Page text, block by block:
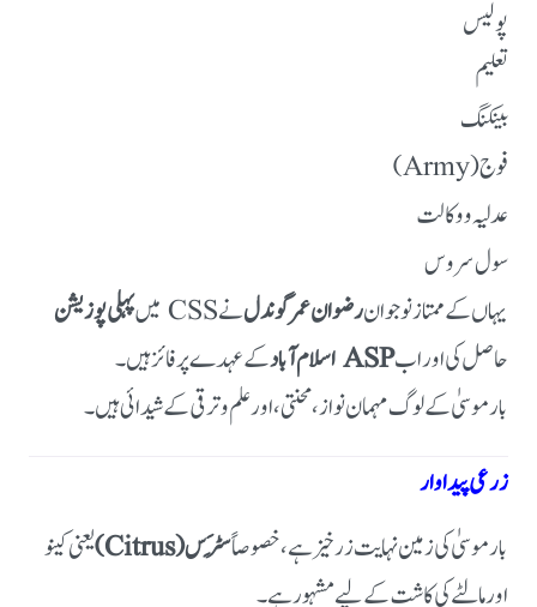
پولیس
تعلیم
بینکنگ
فوج (Army)
عدلیہ و وکالت
سول سروس
یہاں کے ممتاز نوجوانرضوان عمر گوندلنے CSS میں
پہلی پوزیشن
حاصل کی اور ابASP اسلام آباد
کے عہدے پر فائز ہیں۔
بار موسیٰ کے لوگ مہمان نواز، محنتی، اور علم و ترقی کے شیدائی ہیں۔
زرعی پیداوار
بار موسیٰ کی زمین نہایت زرخیز ہے، خصوصاًسِٹرَس (Citrus)
یعنی کینو
اور مالٹے کی کاشت کے لیے مشہور ہے۔